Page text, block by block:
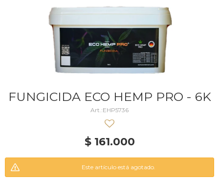
FUNGICIDA ECO HEMP PRO - 6K
EHP5736
$ 161.000
Este artículo está agotado.